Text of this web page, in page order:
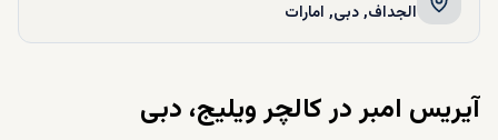
الجداف, دبی, امارات
آیریس امبر در کالچر ویلیج، دبی